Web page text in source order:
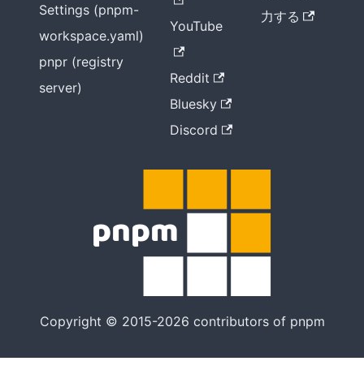
Settings (pnpm-
workspace.yaml)
pnpr (registry
server)
YouTube
Reddit
Bluesky
Discord
力する
Copyright © 2015-2026 contributors of pnpm